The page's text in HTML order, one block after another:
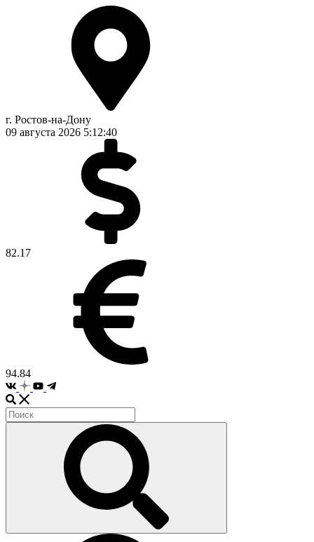
г. Ростов-на-Дону
09 августа 2026 5:12:41
82.17
94.84